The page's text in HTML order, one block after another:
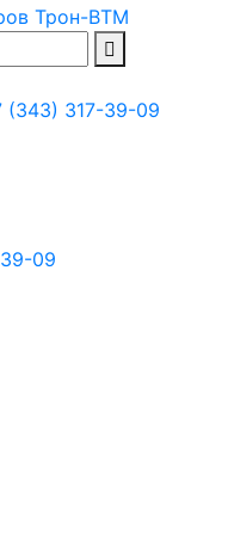
(343) 317-39-09
09